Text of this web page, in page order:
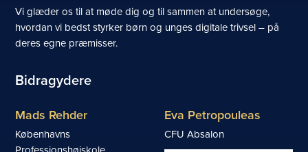
Vi glæder os til at møde dig og til sammen at undersøge,
hvordan vi bedst styrker børn og unges digitale trivsel – på
deres egne præmisser.
Bidragydere
Mads Rehder
Københavns
Eva Petropouleas
CFU Absalon